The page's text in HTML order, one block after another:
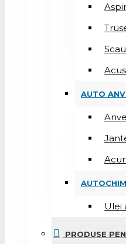
AUTO
Ulei
PRODUSE